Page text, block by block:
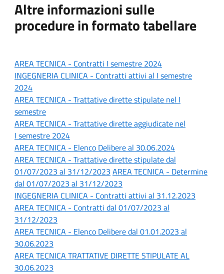
Altre informazioni sulle
procedure in formato tabellare
AREA TECNICA - Contratti I semestre 2024
INGEGNERIA CLINICA - Contratti attivi al I semestre
2024
AREA TECNICA - Trattative dirette stipulate nel I
semestre
AREA TECNICA - Trattative dirette aggiudicate nel
I semestre 2024
AREA TECNICA - Elenco Delibere al 30.06.2024
AREA TECNICA - Trattative dirette stipulate dal
01/07/2023 al 31/12/2023 AREA TECNICA - Determine
dal 01/07/2023 al 31/12/2023
INGEGNERIA CLINICA - Contratti attivi al 31.12.2023
AREA TECNICA - Contratti dal 01/07/2023 al
31/12/2023
AREA TECNICA - Elenco Delibere dal 01.01.2023 al
30.06.2023
AREA TECNICA TRATTATIVE DIRETTE STIPULATE AL
30.06.2023